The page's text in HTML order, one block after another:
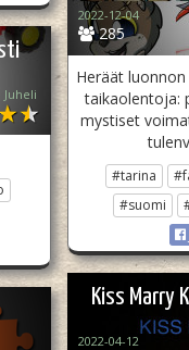
285
2022-12-04
Heräät
taikaolentoja:
mystiset
#tarina
#suomi
Juheli
Kiss Marry
2022-04-12